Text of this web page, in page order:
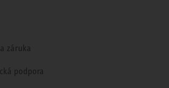
záruka
podpora